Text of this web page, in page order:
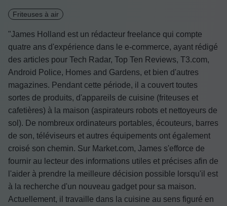
Friteuses à air
"James Holland est un rédacteur freelance qui compte
quatre ans d'expérience dans le e-commerce, ayant rédigé
des articles pour Tech Radar, Top Ten Reviews, T3.com,
Android Police, Homes and Gardens, et bien d'autres
magazines. Pendant cette période, il a couvert toutes
sortes de produits, d'appareils de cuisine (friteuses et
cafetières) à la maison (aspirateurs robots et nettoyeurs de
sol). De nombreux ordinateurs portables, écouteurs, barres
de son, téléviseurs et autres équipements ont également
croisé son chemin. Sur Market.com, James s'efforce de
fournir au lecteur des informations utiles et précises afin de
l'aider à prendre la meilleure décision possible lorsqu'il est
à la recherche d'un nouveau gadget pour sa maison.
Actuellement, il travaille dans la cuisine au sens figuré en